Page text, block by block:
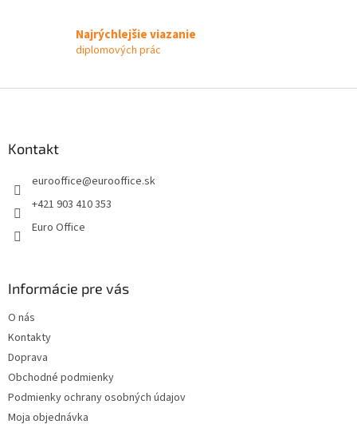
c
a
Najrýchlejšie viazanie
diplomových prác
Kontakt
eurooffice@eurooffice.sk
+421 903 410 353
Euro Office
Informácie pre vás
O nás
Kontakty
Doprava
Obchodné podmienky
Podmienky ochrany osobných údajov
Moja objednávka